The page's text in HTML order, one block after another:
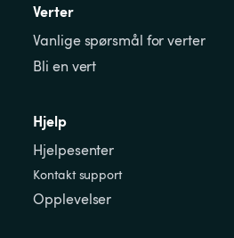
Verter
Vanlige spørsmål for verter
Bli en vert
Hjelp
Hjelpesenter
Kontakt support
Opplevelser